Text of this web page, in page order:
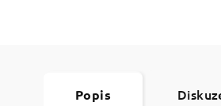
Popis